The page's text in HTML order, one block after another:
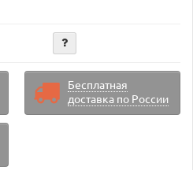
Бесплатная
доставка по России